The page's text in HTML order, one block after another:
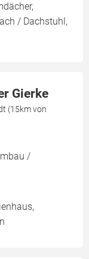
/ Dachstuhl,
Gierke
(15km von
/